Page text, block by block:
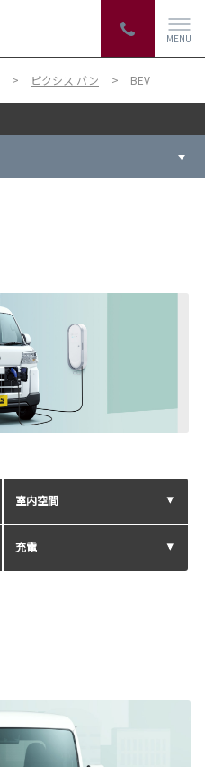
MENU
ピクシス バン BEV
室内空間
充電